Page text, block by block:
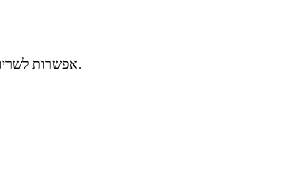
אפשרות לשריון מוצר זה באילת בכל מרכזי השירות של פלאפון, 2-14 ימי עסקים לפני הגעתך לאילת. יש לבחור נקודה לאיסוף ומועד איסוף, המוצרים יישמרו עבורך עד 3 ימים עסקים נוספים.